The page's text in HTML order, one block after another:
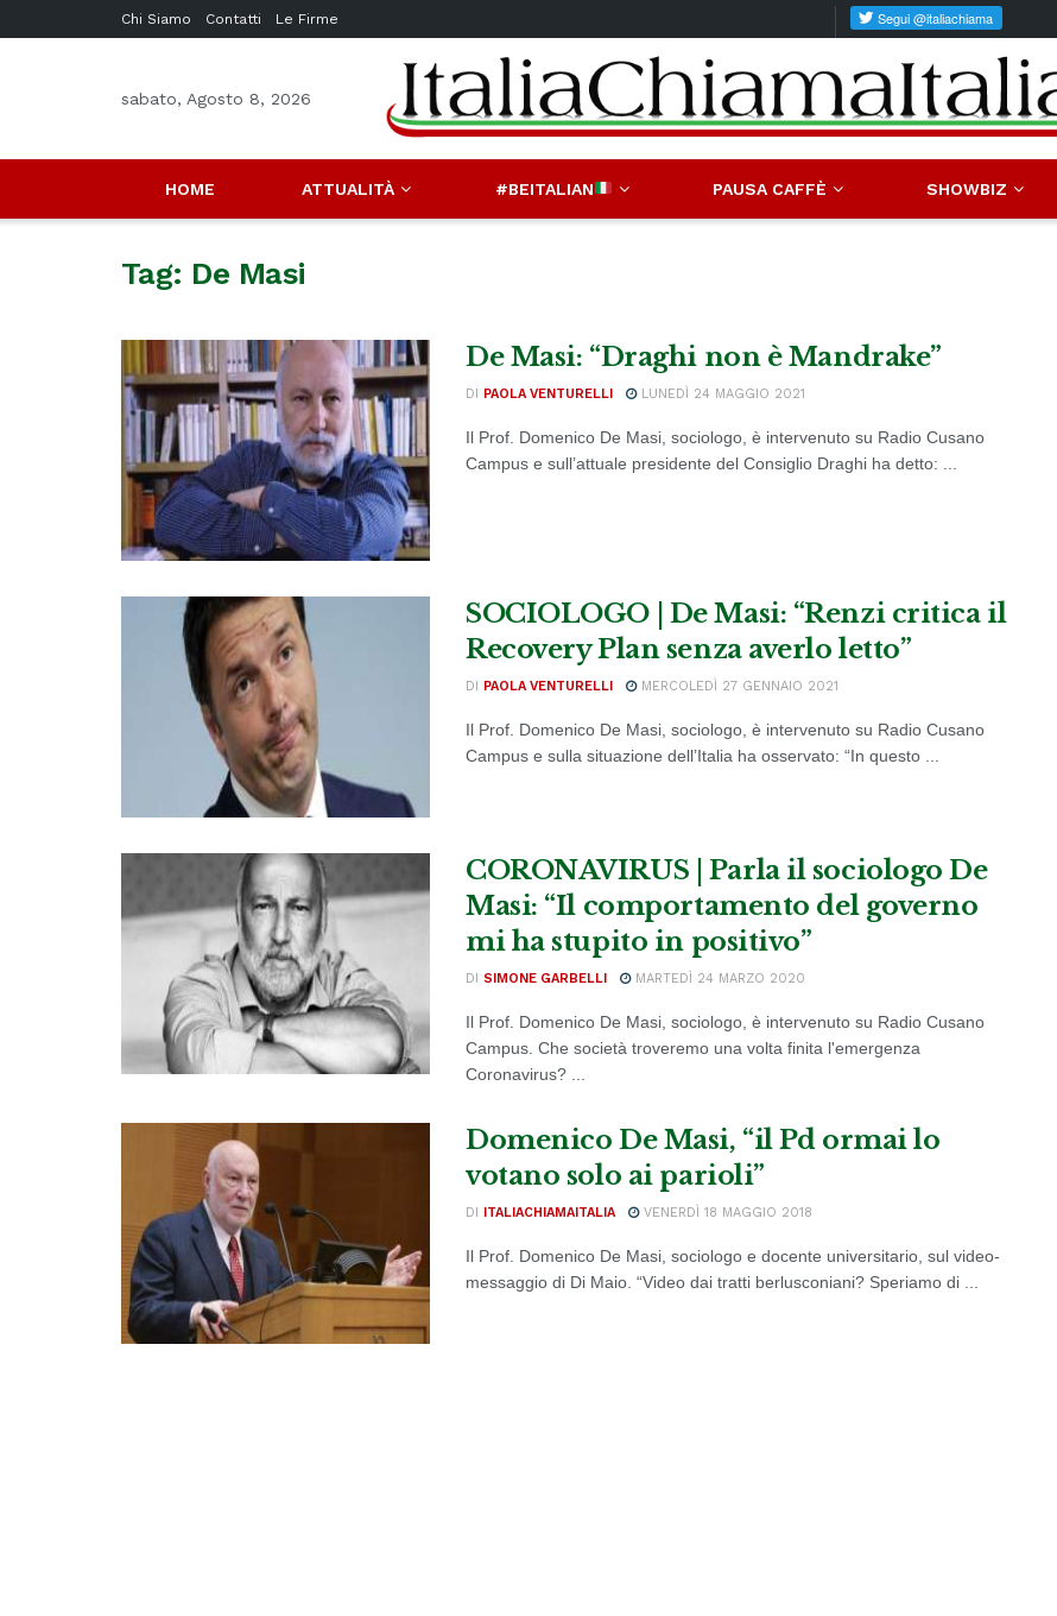
Chi Siamo Contatti Le Firme
sabato, Agosto 8, 2026
HOME ATTUALITÀ #BEITALIAN PAUSA CAFFÈ SHOWBIZ
Tag: De Masi
De Masi: “Draghi non è Mandrake”
DI PAOLA VENTURELLI LUNEDÌ 24 MAGGIO 2021
Il Prof. Domenico De Masi, sociologo, è intervenuto su Radio Cusano
Campus e sull’attuale presidente del Consiglio Draghi ha detto: ...
SOCIOLOGO | De Masi: “Renzi critica il
Recovery Plan senza averlo letto”
DI PAOLA VENTURELLI MERCOLEDÌ 27 GENNAIO 2021
Il Prof. Domenico De Masi, sociologo, è intervenuto su Radio Cusano
Campus e sulla situazione dell’Italia ha osservato: “In questo ...
CORONAVIRUS | Parla il sociologo De
Masi: “Il comportamento del governo
mi ha stupito in positivo”
DI SIMONE GARBELLI MARTEDÌ 24 MARZO 2020
Il Prof. Domenico De Masi, sociologo, è intervenuto su Radio Cusano
Campus. Che società troveremo una volta finita l'emergenza
Coronavirus? ...
Domenico De Masi, “il Pd ormai lo
votano solo ai parioli”
DI ITALIACHIAMAITALIA VENERDÌ 18 MAGGIO 2018
Il Prof. Domenico De Masi, sociologo e docente universitario, sul video-
messaggio di Di Maio. “Video dai tratti berlusconiani? Speriamo di ...